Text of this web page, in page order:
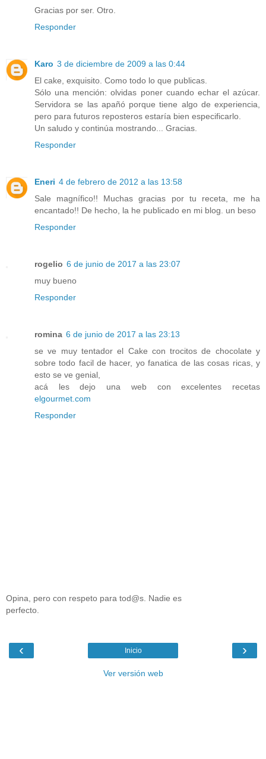
Gracias por ser. Otro.
Responder
Karo 3 de diciembre de 2009 a las 0:44
El cake, exquisito. Como todo lo que publicas.
Sólo una mención: olvidas poner cuando echar el azúcar.
Servidora se las apañó porque tiene algo de experiencia,
pero para futuros reposteros estaría bien especificarlo.
Un saludo y continúa mostrando... Gracias.
Responder
Eneri 4 de febrero de 2012 a las 13:58
Sale magnífico!! Muchas gracias por tu receta, me ha
encantado!! De hecho, la he publicado en mi blog. un beso
Responder
rogelio 6 de junio de 2017 a las 23:07
muy bueno
Responder
romina 6 de junio de 2017 a las 23:13
se ve muy tentador el Cake con trocitos de chocolate y
sobre todo facil de hacer, yo fanatica de las cosas ricas, y
esto se ve genial,
acá les dejo una web con excelentes recetas
elgourmet.com
Responder
Opina, pero con respeto para tod@s. Nadie es
perfecto.
‹ ›
Inicio
Ver versión web